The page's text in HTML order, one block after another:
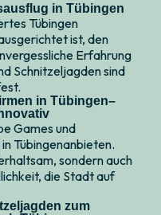
in Tübingen
Tübingen
ist, den
Erfahrung
Schnitzeljagden sind
in Tübingen–
Games und
Tübingenanbieten.
sondern auch
die Stadt auf
zum